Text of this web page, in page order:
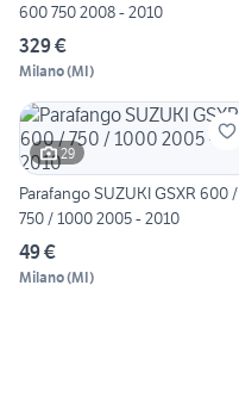
600 750 2008 - 2010
329 €
Milano(MI)
29
Parafango SUZUKI GSXR 600 /
750 / 1000 2005 - 2010
49 €
Milano(MI)